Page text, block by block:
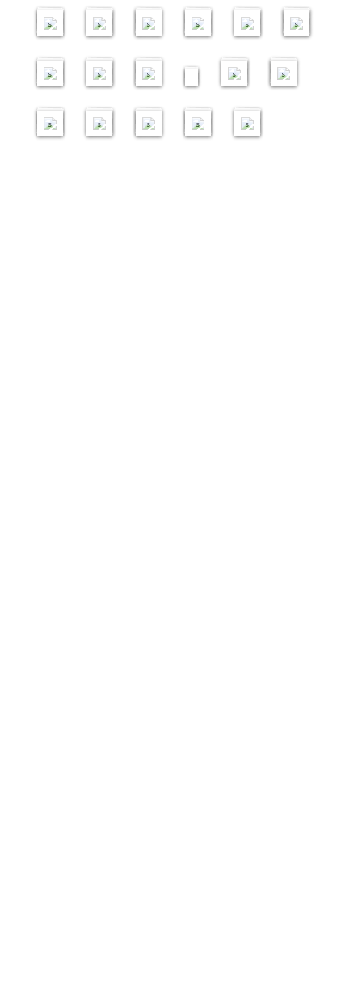
e
s
e
s
e
s
e
s
e
s
e
s
i
m
a
e
s
i
m
a
e
s
i
m
a
e
s
i
m
a
s
i
a
e
s
i
a
e
s
阶
班
2
i
m
a
e
s
阶
班
2
i
m
a
e
s
阶
班
2
i
m
a
e
s
1
8
1
a
e
s
流
团
2
a
e
s